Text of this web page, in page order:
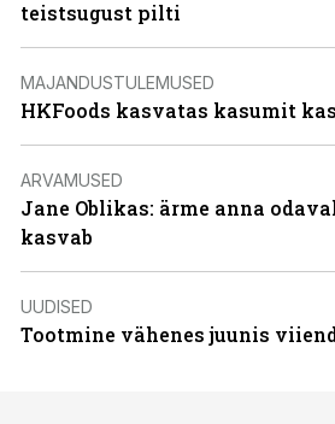
teistsugust pilti
MAJANDUSTULEMUSED
HKFoods kasvatas kasumit
ARVAMUSED
Jane Oblikas: ärme anna
kasvab
UUDISED
Tootmine vähenes juunis